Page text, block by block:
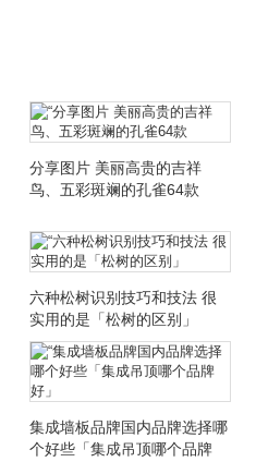
分享图片 美丽高贵的吉祥
鸟、五彩斑斓的孔雀64款
六种松树识别技巧和技法 很
实用的是「松树的区别」
集成墙板品牌国内品牌选择哪
个好些「集成吊顶哪个品牌